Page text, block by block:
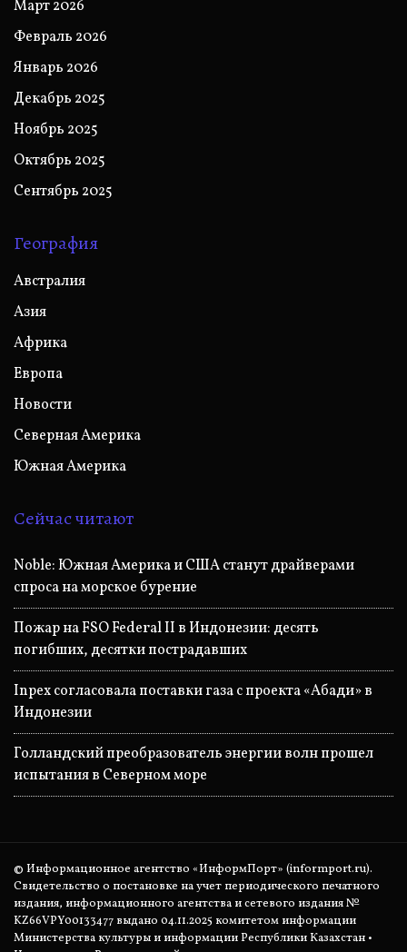
Март 2026
Февраль 2026
Январь 2026
Декабрь 2025
Ноябрь 2025
Октябрь 2025
Сентябрь 2025
География
Австралия
Азия
Африка
Европа
Новости
Северная Америка
Южная Америка
Сейчас читают
Noble: Южная Америка и США станут драйверами
спроса на морское бурение
Пожар на FSO Federal II в Индонезии: десять
погибших, десятки пострадавших
Inpex согласовала поставки газа с проекта «Абади» в
Индонезии
Голландский преобразователь энергии волн прошел
испытания в Северном море
© Информационное агентство «ИнформПорт» (informport.ru).
Свидетельство о постановке на учет периодического печатного
издания, информационного агентства и сетевого издания №
KZ66VPY00133477 выдано 04.11.2025 комитетом информации
Министерства культуры и информации Республики Казахстан •